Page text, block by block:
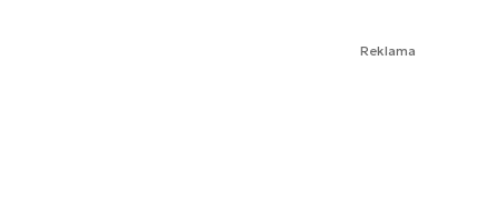
Reklama